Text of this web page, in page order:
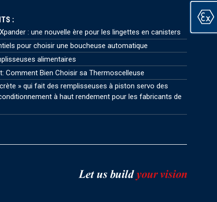
:
: une nouvelle ère pour les lingettes en canisters
pour choisir une boucheuse automatique
alimentaires
Comment Bien Choisir sa Thermoscelleuse
» qui fait des remplisseuses à piston servo des
à haut rendement pour les fabricants de